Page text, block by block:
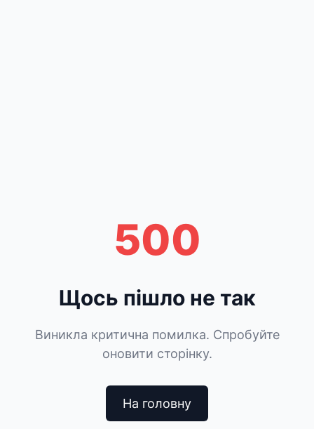
500
Щось пішло не так
Виникла критична помилка. Спробуйте
оновити сторінку.
На головну